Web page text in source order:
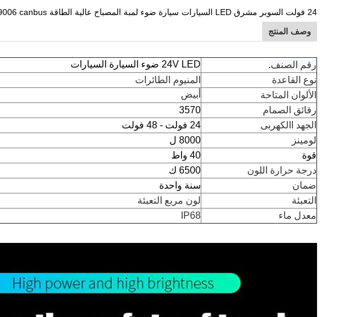
24 فولت السوبر مشرق LED السيارات سيارة ضوء لمبة المصباح عالية الطاقة H4 H7 H11 9005 9006 canbus شاحنة الملحقات نظام الإضاءة
وصف المنتج
رقم الصنف.
24V LED ضوء السيارة السيارات
نوع القاعدة
المنيوم الطائرات
الألوان المتاحة
أبيض
رقائق الصمام
3570
الجهد االكهربى
24 فولت - 48 فولت
لومينز
8000 ل
قوة
40 واط
درجة حرارة اللون
6500 ك
ضمان
سنة واحدة
التعبئة
لون مربع التعبئة
معدل ماء
IP68